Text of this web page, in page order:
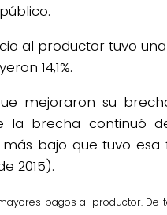
al productor tuvo
14,1%.
mejoraron su
la brecha continuó
bajo que tuvo
2015).
pagos al productor. De